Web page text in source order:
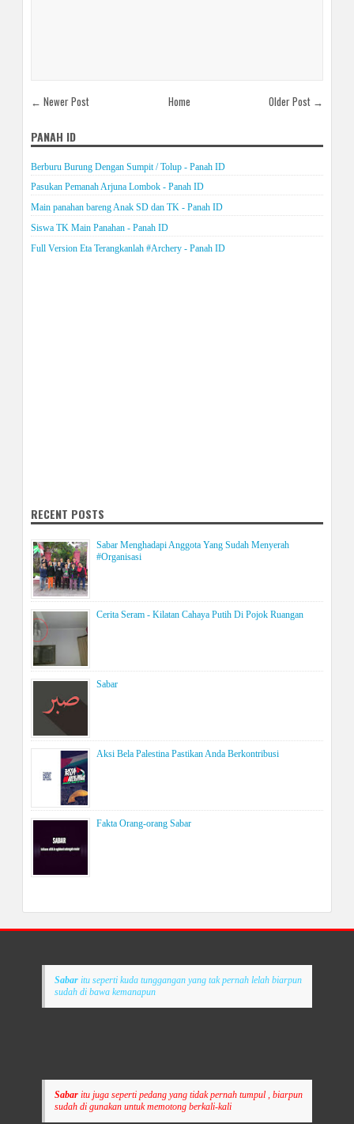
← Newer Post Older Post →
Home
PANAH ID
Berburu Burung Dengan Sumpit / Tolup - Panah ID
Pasukan Pemanah Arjuna Lombok - Panah ID
Main panahan bareng Anak SD dan TK - Panah ID
Siswa TK Main Panahan - Panah ID
Full Version Eta Terangkanlah #Archery - Panah ID
RECENT POSTS
Sabar Menghadapi Anggota Yang Sudah Menyerah
#Organisasi
Cerita Seram - Kilatan Cahaya Putih Di Pojok Ruangan
Sabar
Aksi Bela Palestina Pastikan Anda Berkontribusi
Fakta Orang-orang Sabar
Sabar itu seperti kuda tunggangan yang tak pernah lelah biarpun
sudah di bawa kemanapun
Sabar itu juga seperti pedang yang tidak pernah tumpul , biarpun
sudah di gunakan untuk memotong berkali-kali